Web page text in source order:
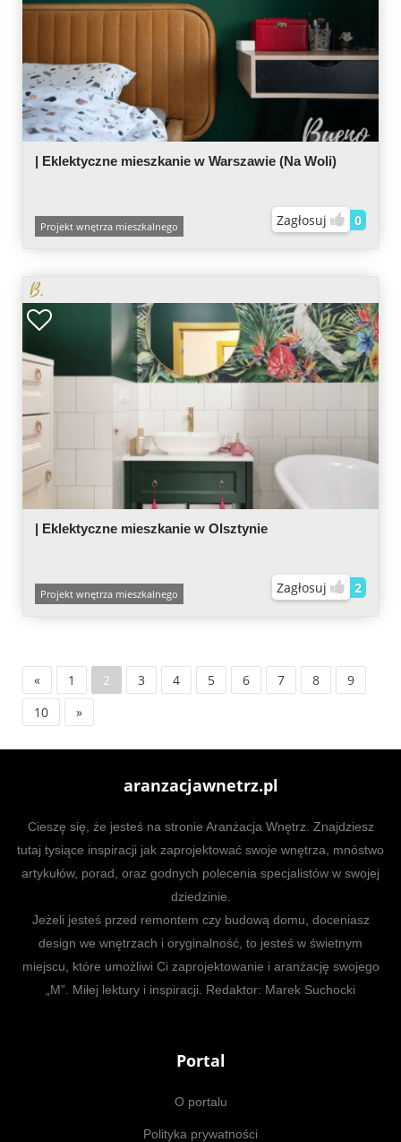
| Eklektyczne mieszkanie w Warszawie (Na Woli)
Projekt wnętrza mieszkalnego Zagłosuj 0
| Eklektyczne mieszkanie w Olsztynie
Projekt wnętrza mieszkalnego Zagłosuj 2
« 1 2 3 4 5 6 7 8
9
10
»
aranzacjawnetrz.pl
Cieszę się, że jesteś na stronie Aranżacja Wnętrz. Znajdziesz
tutaj tysiące inspiracji jak zaprojektować swoje wnętrza, mnóstwo
artykułów, porad, oraz godnych polecenia specjalistów w swojej
dziedzinie.
Jeżeli jesteś przed remontem czy budową domu, doceniasz
design we wnętrzach i oryginalność, to jesteś w świetnym
miejscu, które umożliwi Ci zaprojektowanie i aranżację swojego
„M”. Miłej lektury i inspiracji. Redaktor: Marek Suchocki
Portal
O portalu
Polityka prywatności